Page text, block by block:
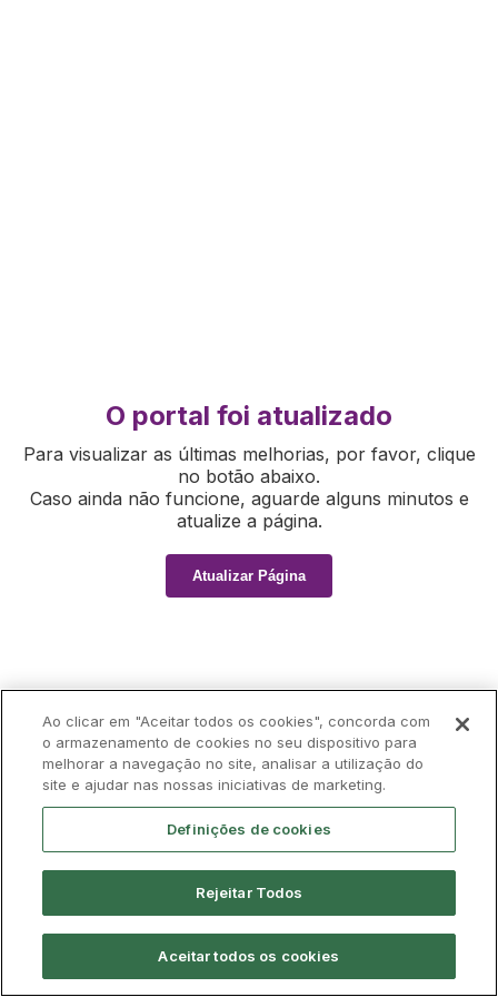
O portal foi atualizado
Para visualizar as últimas melhorias, por favor, clique
no botão abaixo.
Caso ainda não funcione, aguarde alguns minutos e
atualize a página.
Atualizar Página
Ao clicar em "Aceitar todos os cookies", concorda com
o armazenamento de cookies no seu dispositivo para
melhorar a navegação no site, analisar a utilização do
site e ajudar nas nossas iniciativas de marketing.
Definições de cookies
Rejeitar Todos
Aceitar todos os cookies